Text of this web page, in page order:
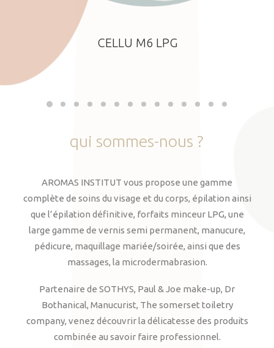
CELLU M6 LPG
qui sommes-nous ?
AROMAS INSTITUT vous propose une gamme
complète de soins du visage et du corps, épilation ainsi
que l’épilation définitive, forfaits minceur LPG, une
large gamme de vernis semi permanent, manucure,
pédicure, maquillage mariée/soirée, ainsi que des
massages, la microdermabrasion.
Partenaire de SOTHYS, Paul & Joe make-up, Dr
Bothanical, Manucurist, The somerset toiletry
company, venez découvrir la délicatesse des produits
combinée au savoir faire professionnel.